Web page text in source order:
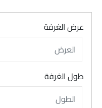
عرض الغرفة
طول الغرفة